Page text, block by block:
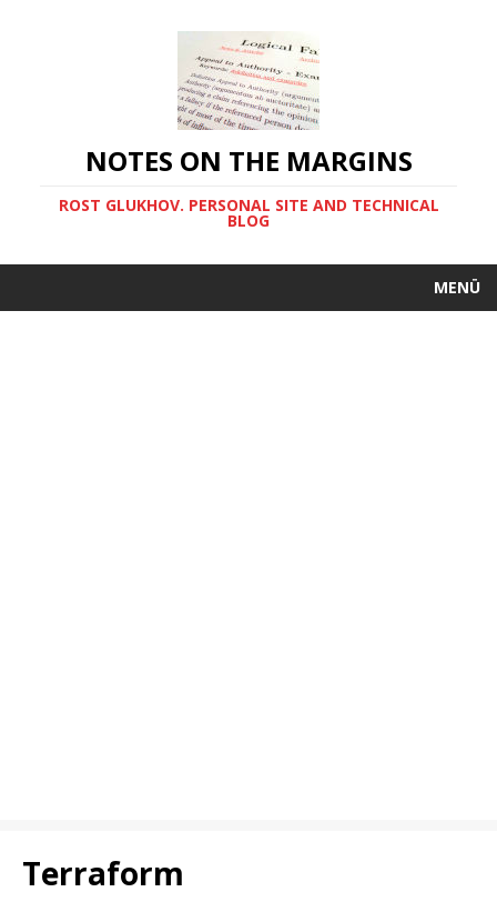
NOTES ON THE MARGINS
ROST GLUKHOV. PERSONAL SITE AND TECHNICAL
BLOG
MENÜ
Terraform